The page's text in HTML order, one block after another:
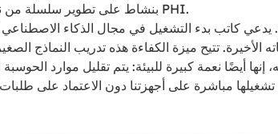
بالإضافة إلى ذلك، تعمل Microsoft بنشاط على تطوير سلسلة من نماذج اللغة الصغيرة المسماة PHI.
كاتب بدء التشغيل في مجال الذكاء الاصطناعي
في حين أن عدد معلماته هو 1/20 فقط من عدد معلماته الأخيرة. تتيح ميزة